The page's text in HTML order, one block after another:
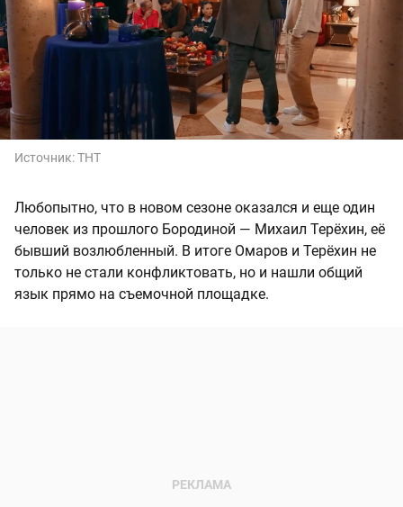
Источник:ТНТ
Любопытно, что в новом сезоне оказался и еще один
человек из прошлого Бородиной — Михаил Терёхин, её
бывший возлюбленный. В итоге Омаров и Терёхин не
только не стали конфликтовать, но и нашли общий
язык прямо на съемочной площадке.